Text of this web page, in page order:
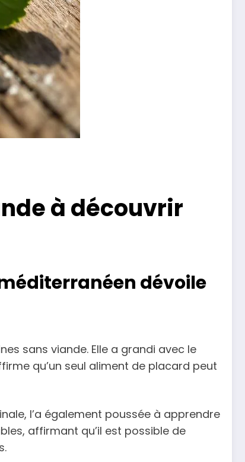
à découvrir
dévoile
sans viande. Elle a grandi avec le
qu’un seul aliment de placard peut
l’a également poussée à apprendre
affirmant qu’il est possible de